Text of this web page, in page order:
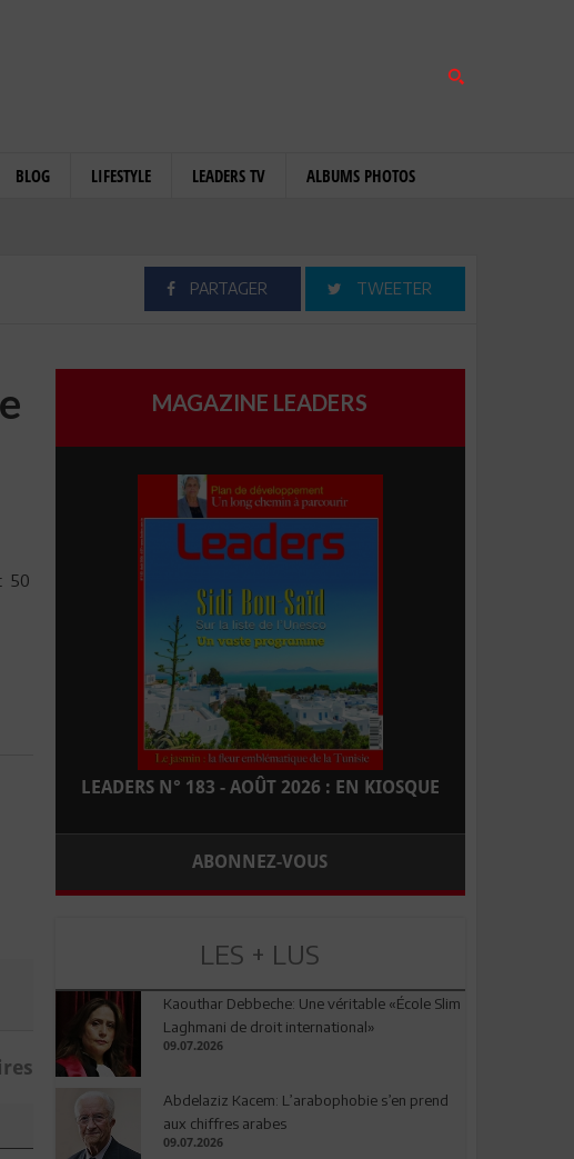
BLOG LIFESTYLE LEADERS TV ALBUMS PHOTOS
PARTAGER TWEETER
50
MAGAZINE LEADERS
LEADERS N° 183 - AOÛT 2026 : EN KIOSQUE
ABONNEZ-VOUS
LES + LUS
Kaouthar Debbeche: Une véritable «École Slim
Laghmani de droit international»
09.07.2026
Abdelaziz Kacem: L’arabophobie s’en prend
aux chiffres arabes
09.07.2026